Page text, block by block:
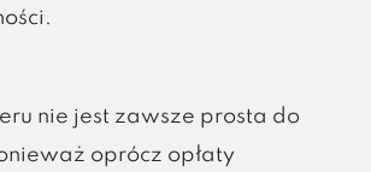
nie jest zawsze prosta do
oprócz opłaty